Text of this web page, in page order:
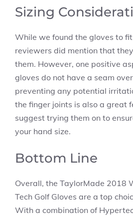
Sizing
While we found the gloves to
reviewers did mention that
them. However, one positive
gloves do not have a seam
preventing any potential
the finger joints is also a great
suggest trying them on to
your hand size.
Bottom Line
Overall, the TaylorMade 2018
Tech Golf Gloves are a top
With a combination of